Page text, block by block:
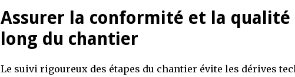
Assurer la conformité et la
long du chantier
Le suivi rigoureux des étapes du chantier évite les dérives